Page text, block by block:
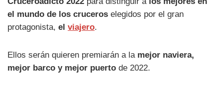
el mundo de los cruceros elegidos por el gran
protagonista, el viajero.
Ellos serán quieren premiarán a la mejor naviera,
mejor barco y mejor puerto de 2022.